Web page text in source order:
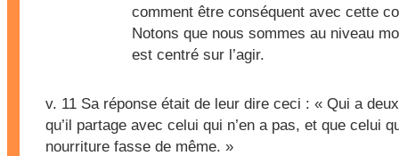
comment être conséquent avec cette
Notons que nous sommes au niveau
est centré sur l’agir.
v. 11 Sa réponse était de leur dire ceci : « Qui a
qu’il partage avec celui qui n’en a pas, et que celui
nourriture fasse de même. »